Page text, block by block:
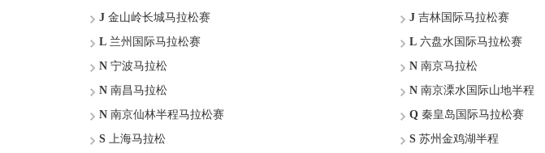
J 金山岭长城马拉松赛 J吉林国际马拉松赛
L 兰州国际马拉松赛 L六盘水国际马拉松赛
N 宁波马拉松 N南京马拉松
N 南昌马拉松 N南京溧水国际山地半程
N 南京仙林半程马拉松赛 Q秦皇岛国际马拉松赛
S 上海马拉松 S苏州金鸡湖半程